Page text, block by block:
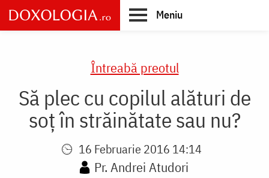
Skip
to
main
Meniu
Întreabă preotul
Să plec cu copilul alături de
soț în străinătate sau nu?
16 Februarie 2016 14:14
Pr. Andrei Atudori